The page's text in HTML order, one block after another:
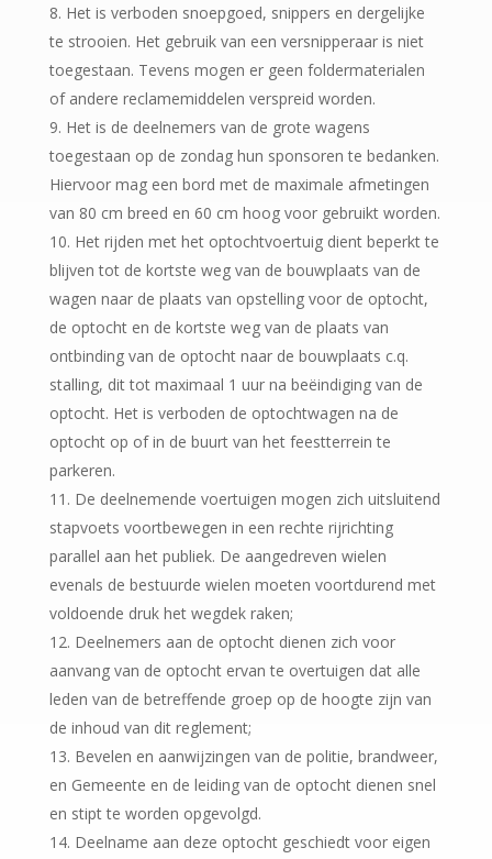
Het is verboden snoepgoed, snippers en dergelijke
te strooien. Het gebruik van een versnipperaar is niet
toegestaan. Tevens mogen er geen foldermaterialen
of andere reclamemiddelen verspreid worden.
Het is de deelnemers van de grote wagens
toegestaan op de zondag hun sponsoren te bedanken.
Hiervoor mag een bord met de maximale afmetingen
van 80 cm breed en 60 cm hoog voor gebruikt worden.
Het rijden met het optochtvoertuig dient beperkt te
blijven tot de kortste weg van de bouwplaats van de
wagen naar de plaats van opstelling voor de optocht,
de optocht en de kortste weg van de plaats van
ontbinding van de optocht naar de bouwplaats c.q.
stalling, dit tot maximaal 1 uur na beëindiging van de
optocht. Het is verboden de optochtwagen na de
optocht op of in de buurt van het feestterrein te
parkeren.
De deelnemende voertuigen mogen zich uitsluitend
stapvoets voortbewegen in een rechte rijrichting
parallel aan het publiek. De aangedreven wielen
evenals de bestuurde wielen moeten voortdurend met
voldoende druk het wegdek raken;
Deelnemers aan de optocht dienen zich voor
aanvang van de optocht ervan te overtuigen dat alle
leden van de betreffende groep op de hoogte zijn van
de inhoud van dit reglement;
Bevelen en aanwijzingen van de politie, brandweer,
en Gemeente en de leiding van de optocht dienen snel
en stipt te worden opgevolgd.
Deelname aan deze optocht geschiedt voor eigen